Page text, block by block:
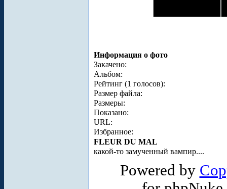
Информация о фото
Закачено:
Альбом:
Рейтинг (1 голосов):
Размер файла:
Размеры:
Показано:
URL:
Избранное:
FLEUR DU MAL
какой-то замученный вампир....
Powered by